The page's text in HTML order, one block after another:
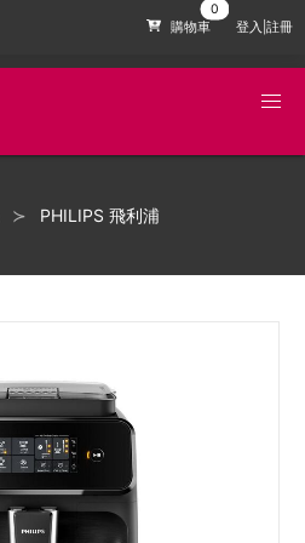
購物車 登入|註冊
PHILIPS 飛利浦